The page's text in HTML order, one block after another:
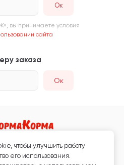
вы принимаете условия
сайта
заказа
Ок
животных и ветаптека
на сайте, не является публичной
чтобы улучшить работу
его использования.